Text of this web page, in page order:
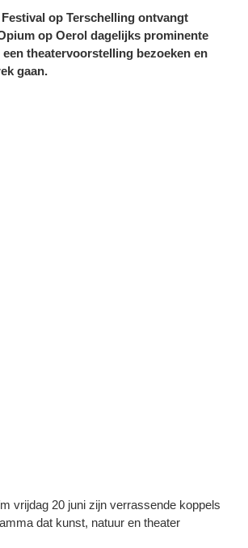
op Terschelling ontvangt
op Oerol dagelijks prominente
theatervoorstelling bezoeken en
gaan.
vrijdag 20 juni zijn verrassende koppels
dat kunst, natuur en theater